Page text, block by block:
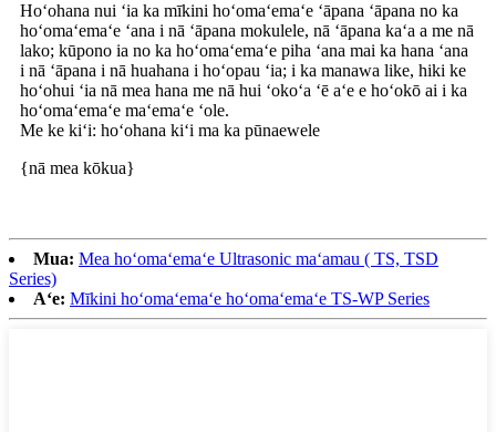
Hoʻohana nui ʻia ka mīkini hoʻomaʻemaʻe ʻāpana ʻāpana no ka
hoʻomaʻemaʻe ʻana i nā ʻāpana mokulele, nā ʻāpana kaʻa a me nā
lako; kūpono ia no ka hoʻomaʻemaʻe piha ʻana mai ka hana ʻana
i nā ʻāpana i nā huahana i hoʻopau ʻia; i ka manawa like, hiki ke
hoʻohui ʻia nā mea hana me nā hui ʻokoʻa ʻē aʻe e hoʻokō ai i ka
hoʻomaʻemaʻe maʻemaʻe ʻole.
Me ke kiʻi: hoʻohana kiʻi ma ka pūnaewele
{nā mea kōkua}
Mua: Mea hoʻomaʻemaʻe Ultrasonic maʻamau ( TS, TSD
Series)
Aʻe: Mīkini hoʻomaʻemaʻe hoʻomaʻemaʻe TS-WP Series